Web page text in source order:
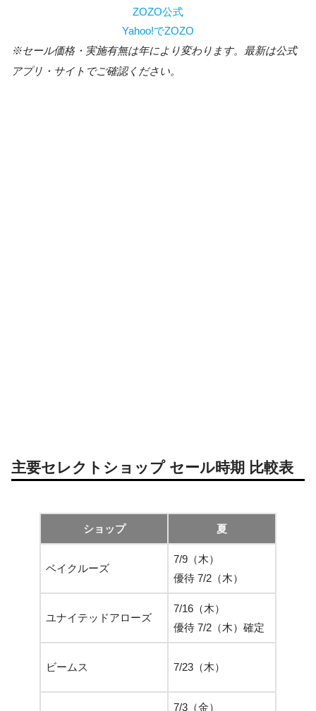
ZOZO公式
Yahoo!でZOZO
※セール価格・実施有無は年により変わります。最新は公式
アプリ・サイトでご確認ください。
主要セレクトショップ セール時期 比較表
ショップ 夏
ベイクルーズ
7/9（木）
優待 7/2（木）
ユナイテッドアローズ
7/16（木）
優待 7/2（木）確定
ビームス 7/23（木）
7/3（金）